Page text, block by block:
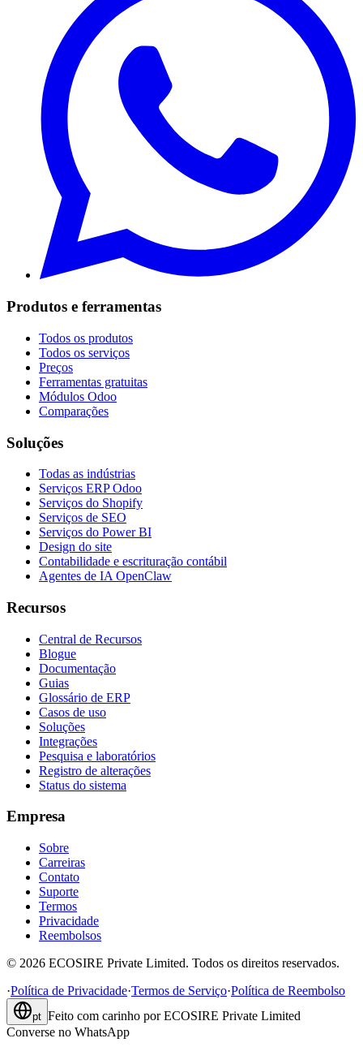
Produtos e ferramentas
Todos os produtos
Todos os serviços
Preços
Ferramentas gratuitas
Módulos Odoo
Comparações
Soluções
Todas as indústrias
Serviços ERP Odoo
Serviços do Shopify
Serviços de SEO
Serviços do Power BI
Design do site
Contabilidade e escrituração contábil
Agentes de IA OpenClaw
Recursos
Central de Recursos
Blogue
Documentação
Guias
Glossário de ERP
Casos de uso
Soluções
Integrações
Pesquisa e laboratórios
Registro de alterações
Status do sistema
Empresa
Sobre
Carreiras
Contato
Suporte
Termos
Privacidade
Reembolsos
© 2026 ECOSIRE Private Limited. Todos os direitos reservados.
·Política de Privacidade·Termos de Serviço·Política de Reembolso
pt Feito com carinho por ECOSIRE Private Limited
Converse no WhatsApp